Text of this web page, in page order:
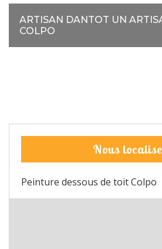
ARTISAN DANTOT UN
COLPO
Nous
Peinture dessous de toit Colpo